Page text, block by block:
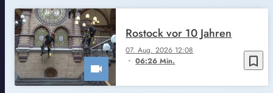
bookmark_border
07. Aug. 2026 12:08
06:26 Min.
Rostock vor 10 Jahren